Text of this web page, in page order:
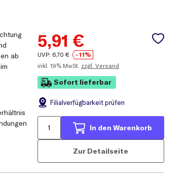
5,91 €
UVP: 6,70 €
-11%
inkl. 19% MwSt. zzgl. Versand
Sofort lieferbar
Filialverfügbarkeit prüfen
In den Warenkorb
Zur Detailseite
ab